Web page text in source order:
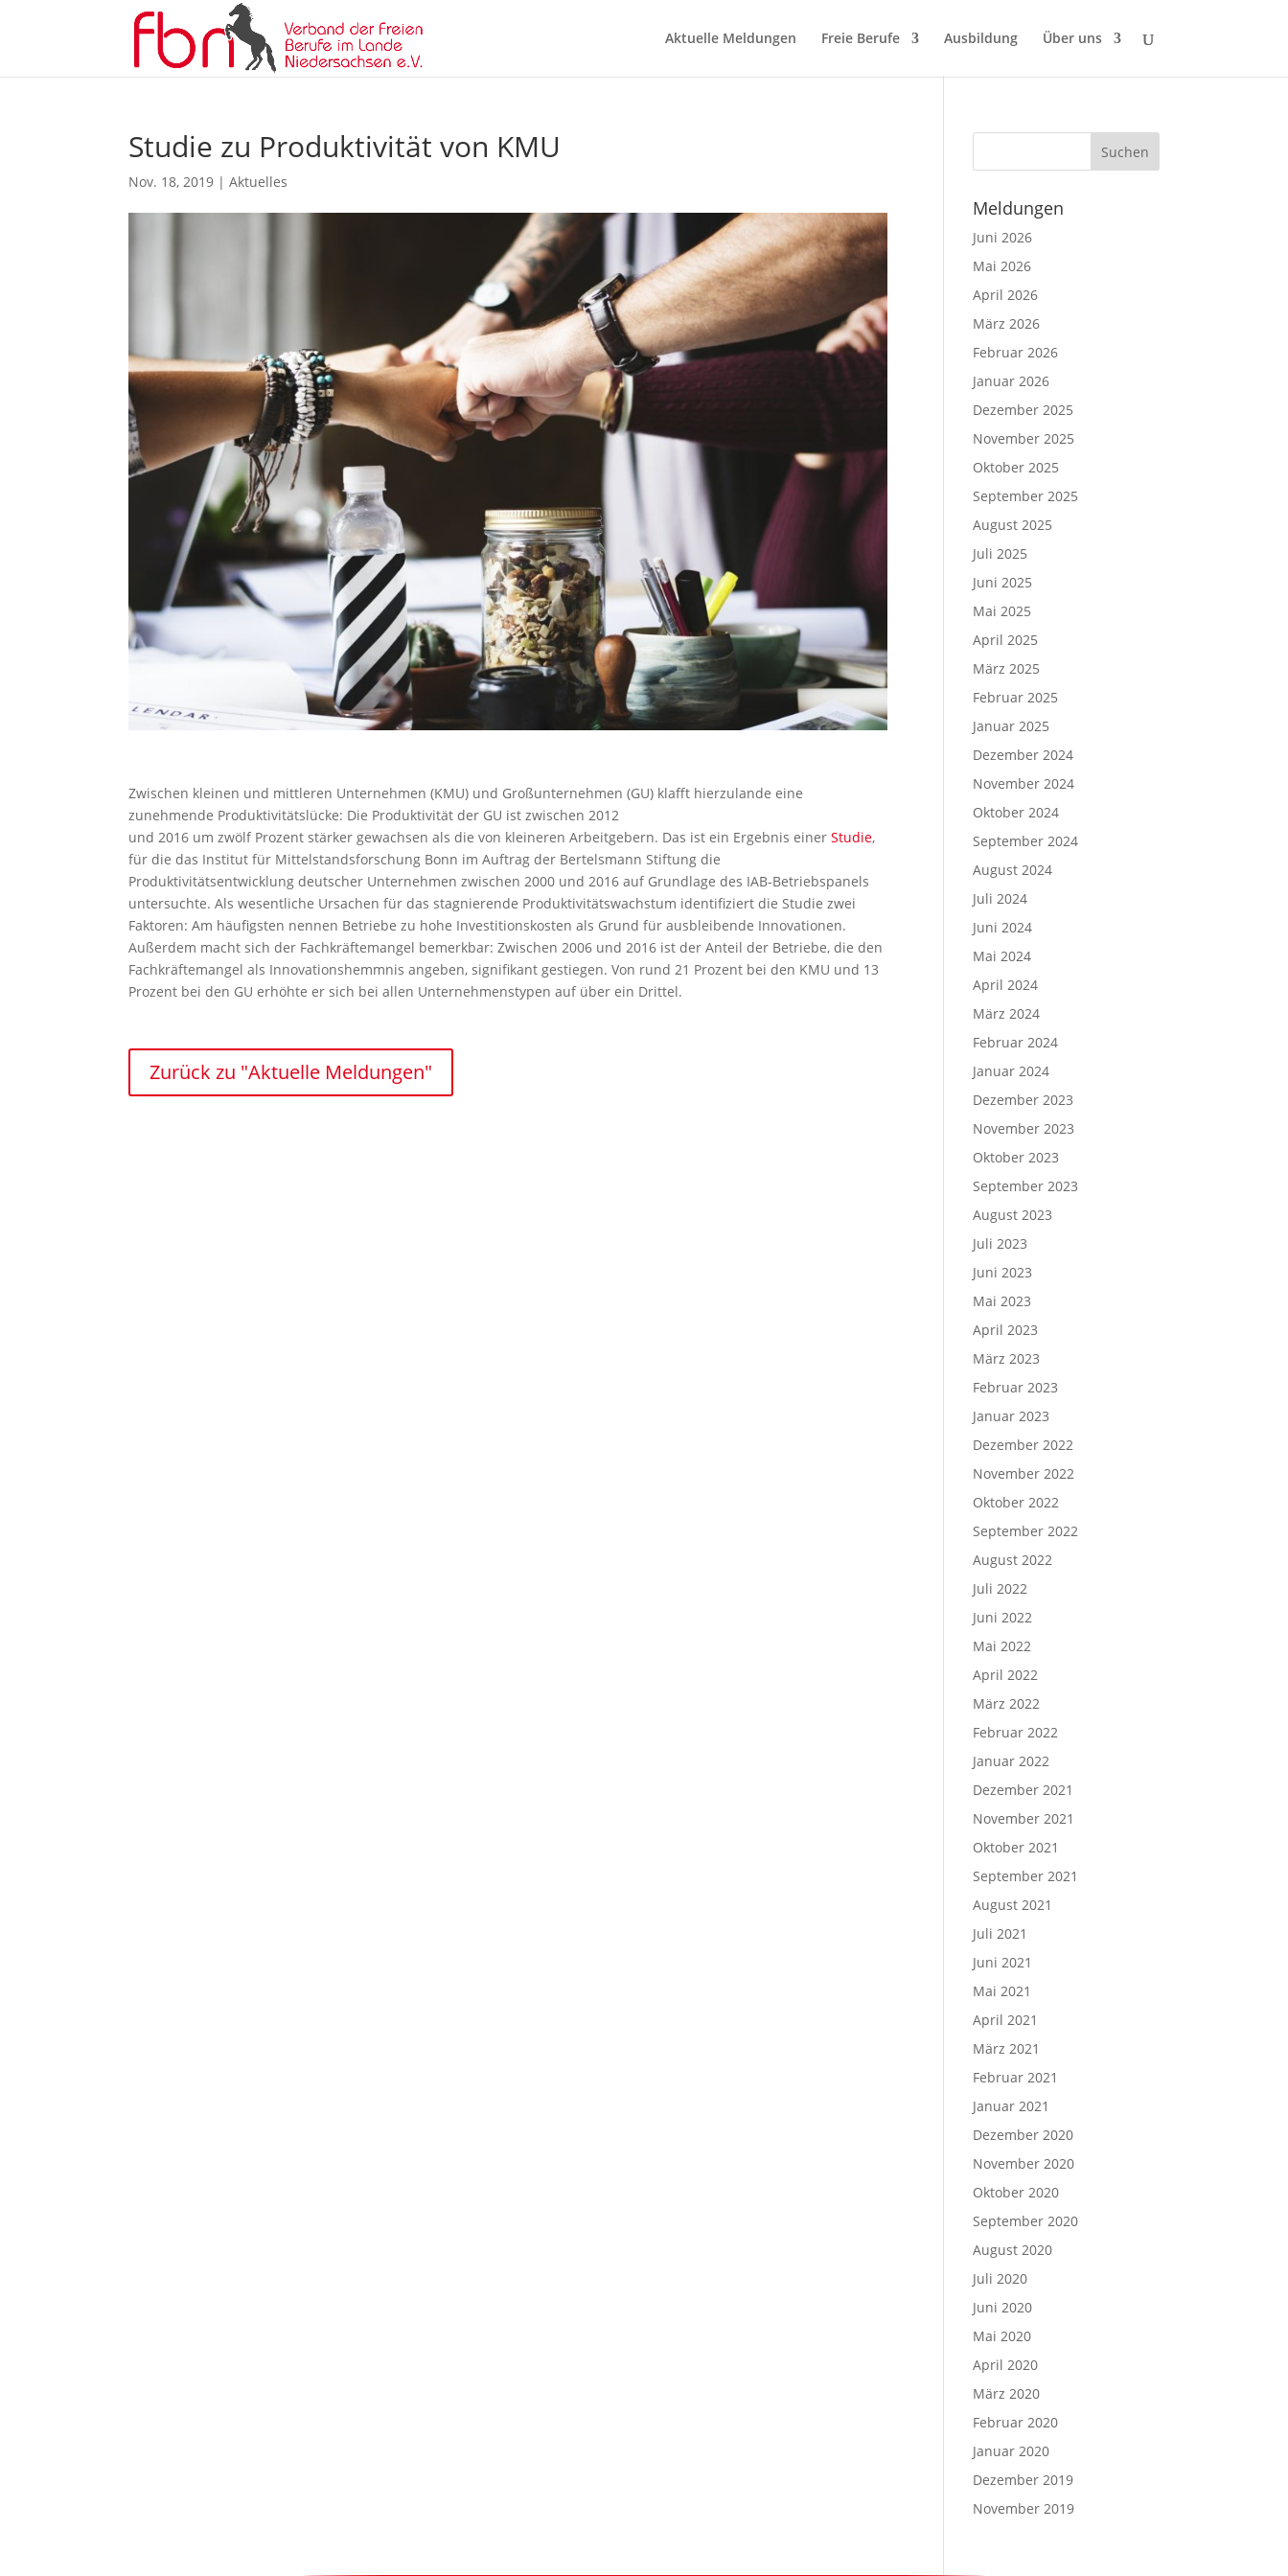
Aktuelle Meldungen Freie Berufe Ausbildung Über uns
Studie zu Produktivität von KMU
Nov. 18, 2019 |Aktuelles
Zwischen kleinen und mittleren Unternehmen (KMU) und Großunternehmen (GU) klafft hierzulande eine
zunehmende Produktivitätslücke: Die Produktivität der GU ist zwischen 2012
und 2016 um zwölf Prozent stärker gewachsen als die von kleineren Arbeitgebern. Das ist ein Ergebnis einerStudie,
für die das Institut für Mittelstandsforschung Bonn im Auftrag der Bertelsmann Stiftung die
Produktivitätsentwicklung deutscher Unternehmen zwischen 2000 und 2016 auf Grundlage des IAB-Betriebspanels
untersuchte. Als wesentliche Ursachen für das stagnierende Produktivitätswachstum identifiziert die Studie zwei
Faktoren: Am häufigsten nennen Betriebe zu hohe Investitionskosten als Grund für ausbleibende Innovationen.
Außerdem macht sich der Fachkräftemangel bemerkbar: Zwischen 2006 und 2016 ist der Anteil der Betriebe, die den
Fachkräftemangel als Innovationshemmnis angeben, signifikant gestiegen. Von rund 21 Prozent bei den KMU und 13
Prozent bei den GU erhöhte er sich bei allen Unternehmenstypen auf über ein Drittel.
Zurück zu "Aktuelle Meldungen"
Meldungen
Juni 2026
Mai 2026
April 2026
März 2026
Februar 2026
Januar 2026
Dezember 2025
November 2025
Oktober 2025
September 2025
August 2025
Juli 2025
Juni 2025
Mai 2025
April 2025
März 2025
Februar 2025
Januar 2025
Dezember 2024
November 2024
Oktober 2024
September 2024
August 2024
Juli 2024
Juni 2024
Mai 2024
April 2024
März 2024
Februar 2024
Januar 2024
Dezember 2023
November 2023
Oktober 2023
September 2023
August 2023
Juli 2023
Juni 2023
Mai 2023
April 2023
März 2023
Februar 2023
Januar 2023
Dezember 2022
November 2022
Oktober 2022
September 2022
August 2022
Juli 2022
Juni 2022
Mai 2022
April 2022
März 2022
Februar 2022
Januar 2022
Dezember 2021
November 2021
Oktober 2021
September 2021
August 2021
Juli 2021
Juni 2021
Mai 2021
April 2021
März 2021
Februar 2021
Januar 2021
Dezember 2020
November 2020
Oktober 2020
September 2020
August 2020
Juli 2020
Juni 2020
Mai 2020
April 2020
März 2020
Februar 2020
Januar 2020
Dezember 2019
November 2019